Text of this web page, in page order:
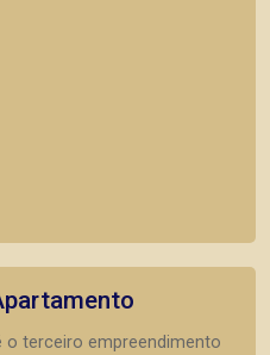
o terceiro empreendimento